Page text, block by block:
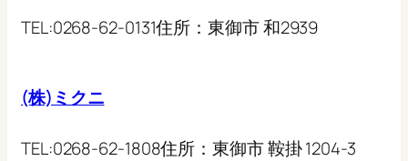
TEL:0268-62-0131住所：東御市 和2939
(株)ミクニ
TEL:0268-62-1808住所：東御市 鞍掛 1204-3